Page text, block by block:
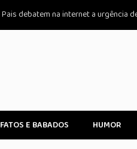
Pais debatem na internet a urgência
FATOS E BABADOS HUMOR